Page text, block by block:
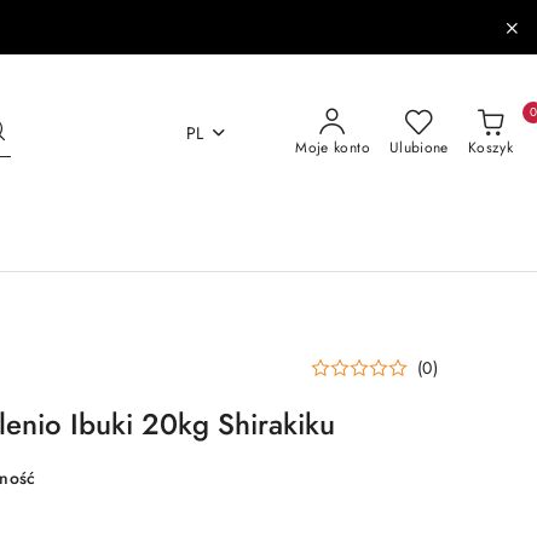
PL
Moje konto Ulubione Koszyk
0
(0)
Ibuki 20kg Shirakiku